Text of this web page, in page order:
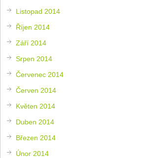
Listopad 2014
Říjen 2014
Září 2014
Srpen 2014
Červenec 2014
Červen 2014
Květen 2014
Duben 2014
Březen 2014
Únor 2014